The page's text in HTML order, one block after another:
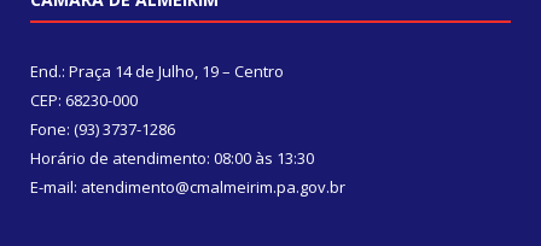
End.: Praça 14 de Julho, 19 – Centro
CEP: 68230-000
Fone: (93) 3737-1286
Horário de atendimento: 08:00 às 13:30
E-mail: atendimento@cmalmeirim.pa.gov.br